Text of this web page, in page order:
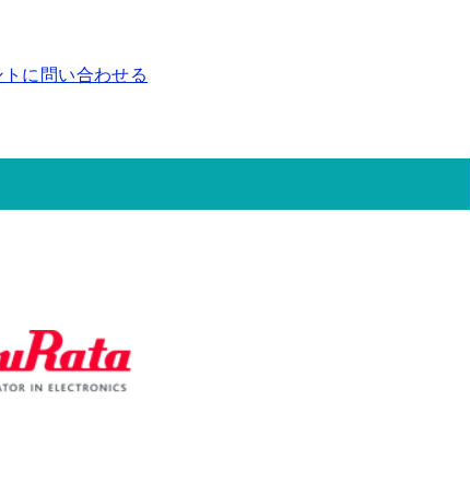
に問い合わせる